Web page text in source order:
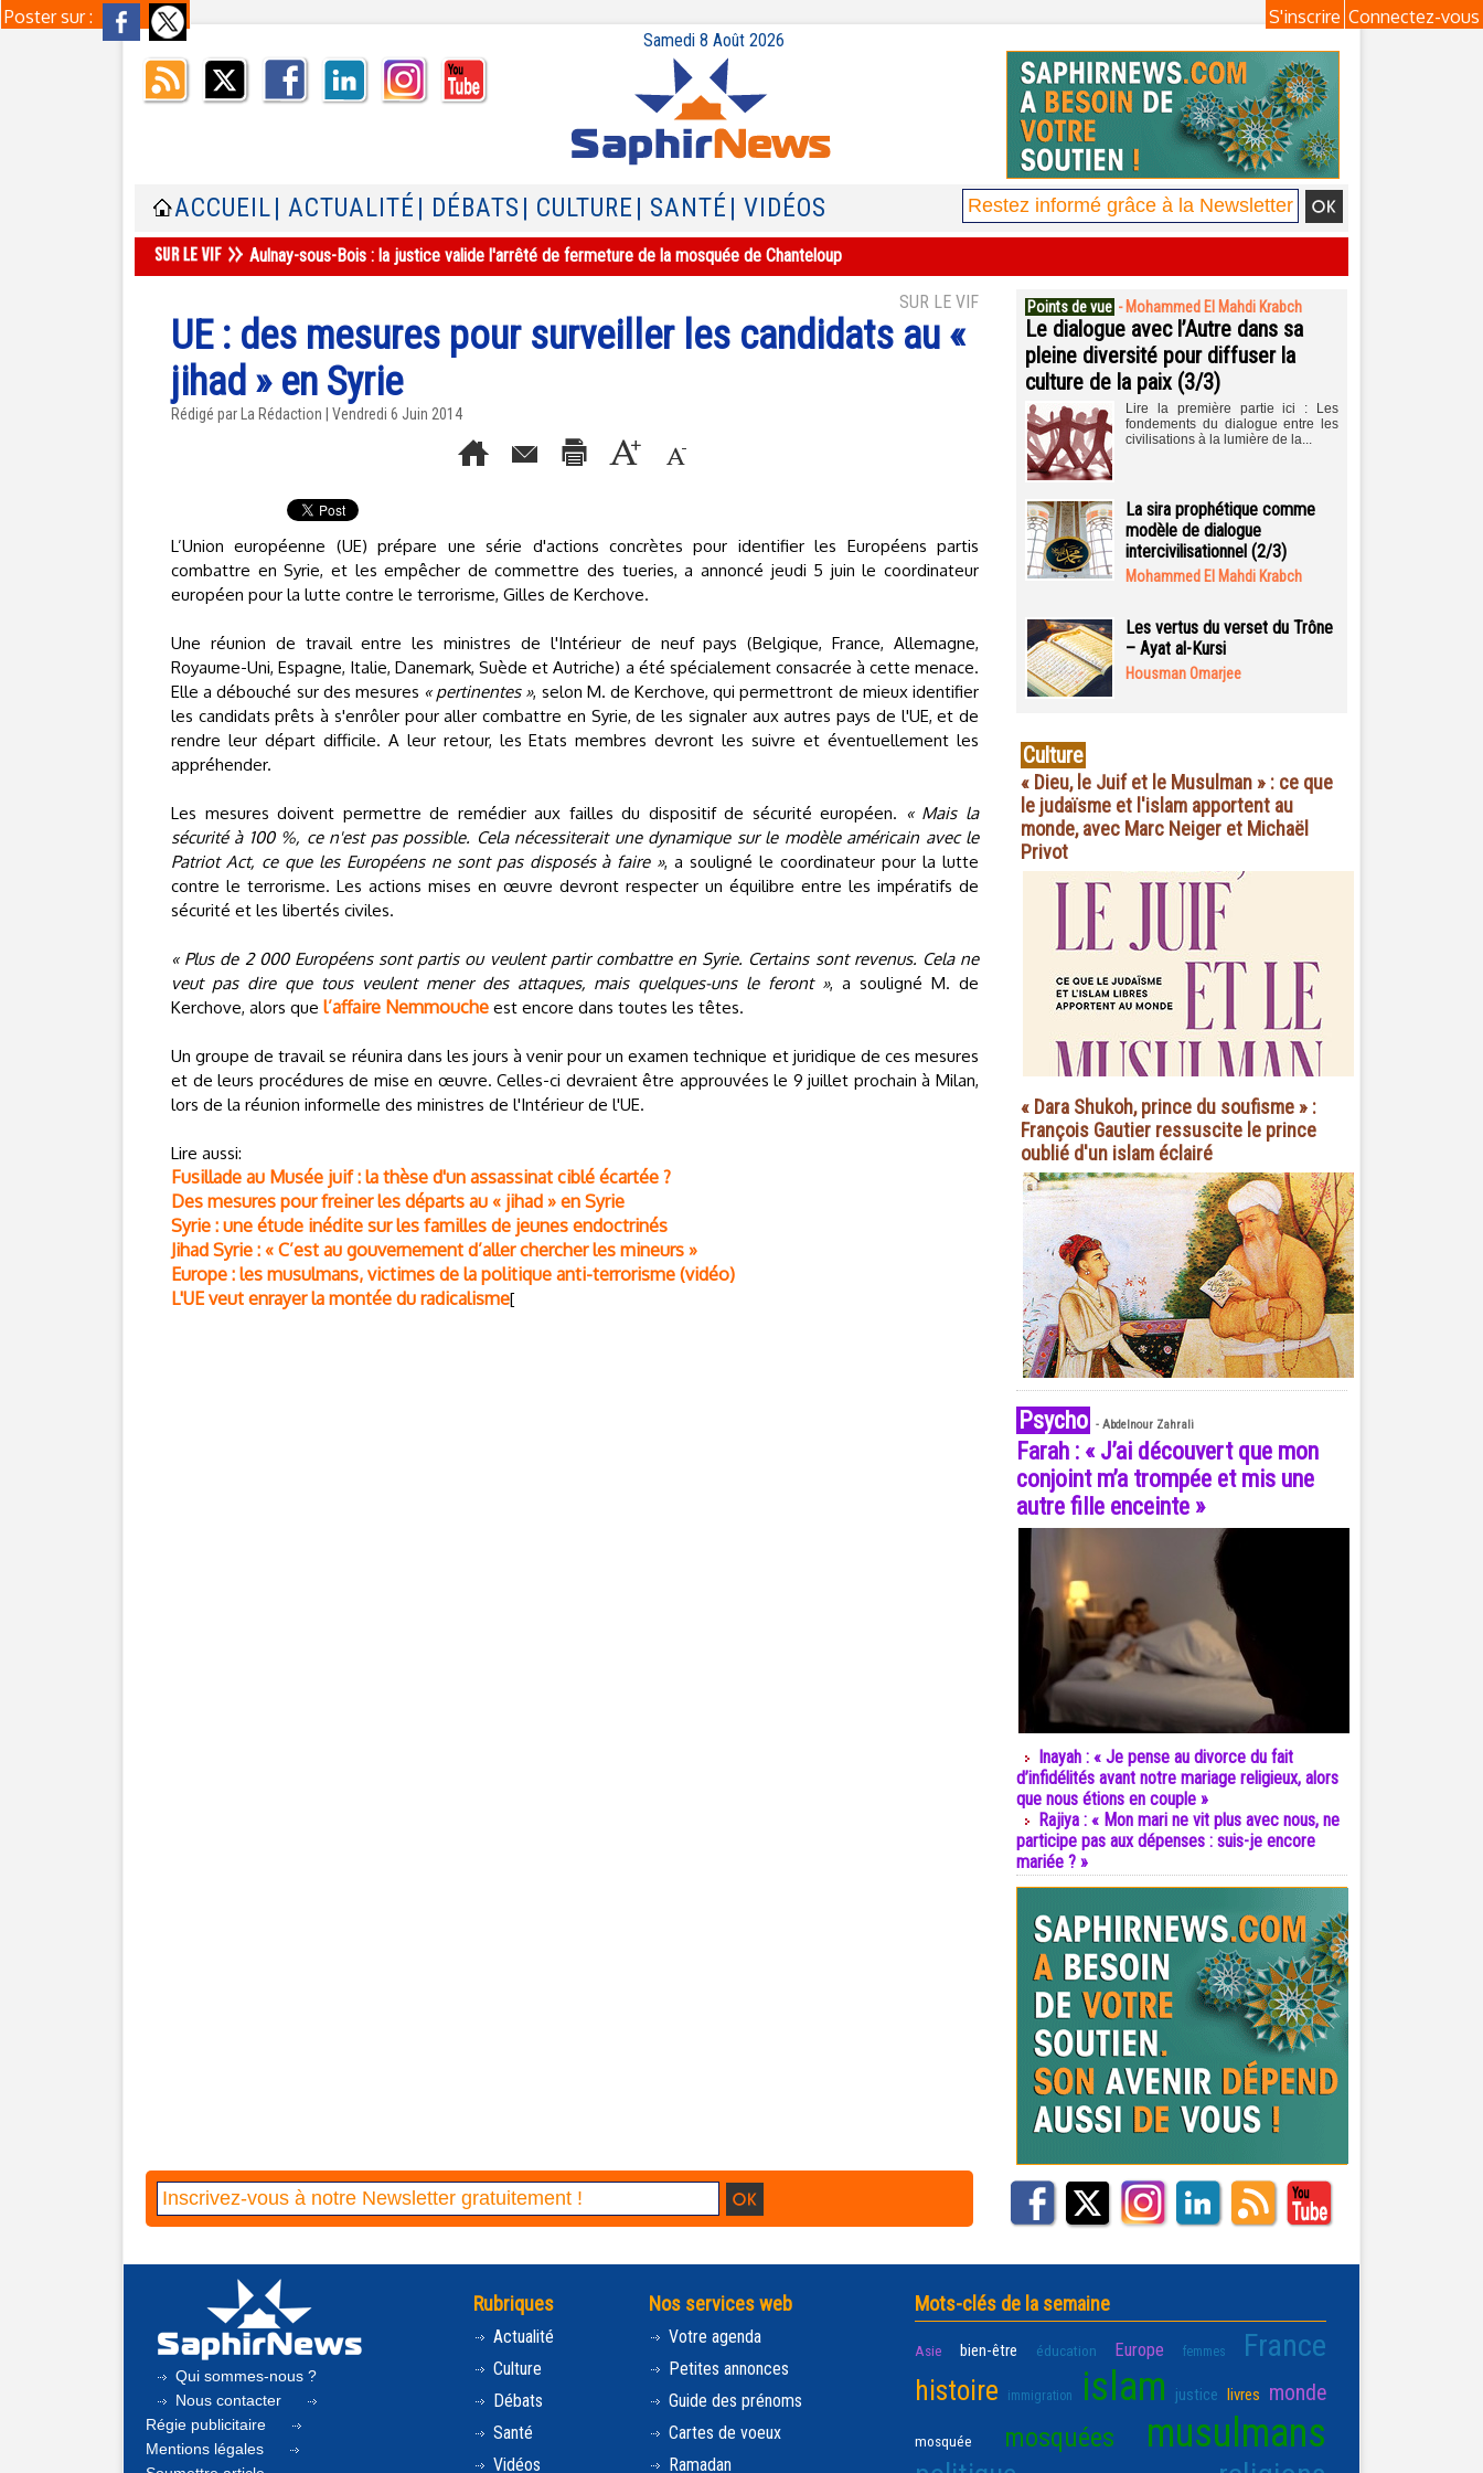
Poster sur : Connectez-vous
S'inscrire
Samedi 8 Août 2026
ACCUEIL | ACTUALITÉ | DÉBATS | CULTURE | SANTÉ | VIDÉOS
Aulnay-sous-Bois : la justice valide l'arrêté de fermeture de la mosquée de Chanteloup
SUR LE VIF
UE : des mesures pour surveiller les candidats au «
jihad » en Syrie
Rédigé par La Rédaction | Vendredi 6 Juin 2014
L’Union européenne (UE) prépare une série d'actions concrètes pour identifier les Européens partis
combattre en Syrie, et les empêcher de commettre des tueries, a annoncé jeudi 5 juin le coordinateur
européen pour la lutte contre le terrorisme, Gilles de Kerchove.
Une réunion de travail entre les ministres de l'Intérieur de neuf pays (Belgique, France, Allemagne,
Royaume-Uni, Espagne, Italie, Danemark, Suède et Autriche) a été spécialement consacrée à cette menace.
Elle a débouché sur des mesures « pertinentes », selon M. de Kerchove, qui permettront de mieux identifier
les candidats prêts à s'enrôler pour aller combattre en Syrie, de les signaler aux autres pays de l'UE, et de
rendre leur départ difficile. A leur retour, les Etats membres devront les suivre et éventuellement les
appréhender.
Les mesures doivent permettre de remédier aux failles du dispositif de sécurité européen. « Mais la
sécurité à 100 %, ce n'est pas possible. Cela nécessiterait une dynamique sur le modèle américain avec le
Patriot Act, ce que les Européens ne sont pas disposés à faire », a souligné le coordinateur pour la lutte
contre le terrorisme. Les actions mises en œuvre devront respecter un équilibre entre les impératifs de
sécurité et les libertés civiles.
« Plus de 2 000 Européens sont partis ou veulent partir combattre en Syrie. Certains sont revenus. Cela ne
veut pas dire que tous veulent mener des attaques, mais quelques-uns le feront », a souligné M. de
Kerchove, alors que l’affaire Nemmouche est encore dans toutes les têtes.
Un groupe de travail se réunira dans les jours à venir pour un examen technique et juridique de ces mesures
et de leurs procédures de mise en œuvre. Celles-ci devraient être approuvées le 9 juillet prochain à Milan,
lors de la réunion informelle des ministres de l'Intérieur de l'UE.
Lire aussi:
Fusillade au Musée juif : la thèse d'un assassinat ciblé écartée ?
Des mesures pour freiner les départs au « jihad » en Syrie
Syrie : une étude inédite sur les familles de jeunes endoctrinés
Jihad Syrie : « C’est au gouvernement d’aller chercher les mineurs »
Europe : les musulmans, victimes de la politique anti-terrorisme (vidéo)
L'UE veut enrayer la montée du radicalisme[
Points de vue - Mohammed El Mahdi Krabch
Le dialogue avec l’Autre dans sa
pleine diversité pour diffuser la
culture de la paix (3/3)
Lire la première partie ici : Les
fondements du dialogue entre les
civilisations à la lumière de la...
La sira prophétique comme
modèle de dialogue
intercivilisationnel (2/3)
Mohammed El Mahdi Krabch
Les vertus du verset du Trône
– Ayat al-Kursi
Housman Omarjee
Culture
« Dieu, le Juif et le Musulman » : ce que
le judaïsme et l'islam apportent au
monde, avec Marc Neiger et Michaël
Privot
« Dara Shukoh, prince du soufisme » :
François Gautier ressuscite le prince
oublié d'un islam éclairé
Psycho - Abdelnour Zahrali
Farah : « J’ai découvert que mon
conjoint m’a trompée et mis une
autre fille enceinte »
Inayah : « Je pense au divorce du fait
d’infidélités avant notre mariage religieux, alors
que nous étions en couple »
Rajiya : « Mon mari ne vit plus avec nous, ne
participe pas aux dépenses : suis-je encore
mariée ? »
Qui sommes-nous ?
Nous contacter
Régie publicitaire
Mentions légales
Rubriques
Actualité
Culture
Débats
Santé
Vidéos
Nos services web
Votre agenda
Petites annonces
Guide des prénoms
Cartes de voeux
Ramadan
Mots-clés de la semaine
Asie bien-être éducation Europe femmes France
histoire immigration islam justice livres monde
mosquée mosquées musulmans